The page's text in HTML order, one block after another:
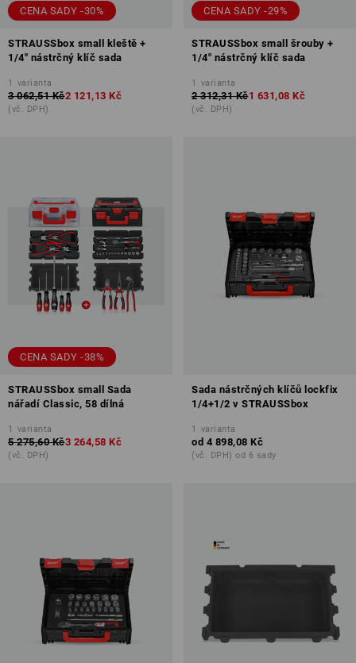
CENA SADY -30%
STRAUSSbox small kleště +
1/4" nástrčný klíč sada
1 varianta
3 062,51 Kč2 121,13 Kč
(vč. DPH)
CENA SADY -29%
STRAUSSbox small šrouby +
1/4" nástrčný klíč sada
1 varianta
2 312,31 Kč1 631,08 Kč
(vč. DPH)
CENA SADY -38%
STRAUSSbox small Sada
nářadí Classic, 58 dílná
1 varianta
5 275,60 Kč3 264,58 Kč
(vč. DPH)
Sada nástrčných klíčů lockfix
1/4+1/2 v STRAUSSbox
1 varianta
od 4 898,08 Kč
(vč. DPH) od 6 sady